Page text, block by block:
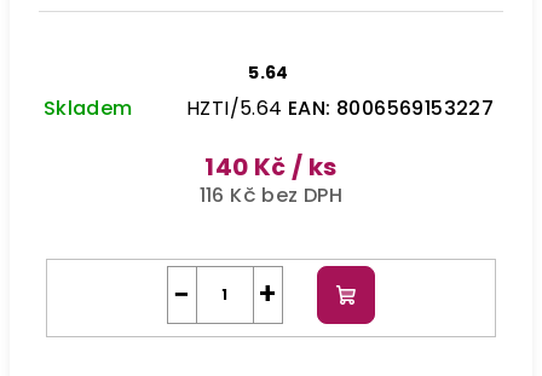
5.64
Skladem HZTI/5.64 EAN: 8006569153227
140 Kč / ks
116 Kč bez DPH
+
− Do
košíku